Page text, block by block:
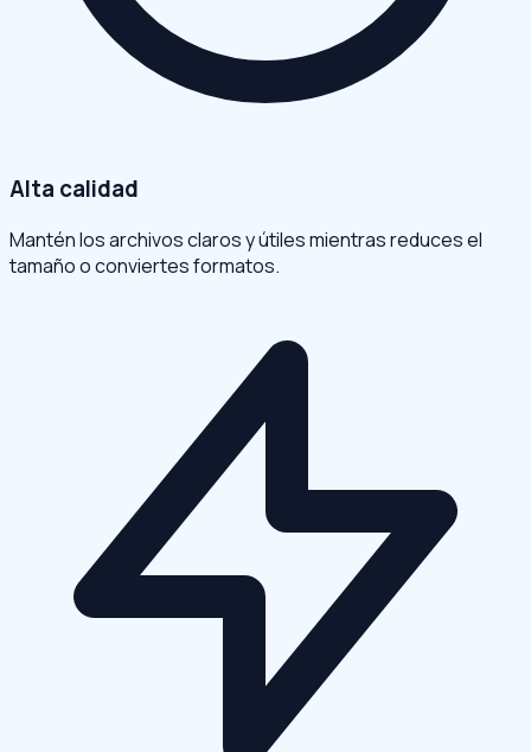
Alta calidad
Mantén los archivos claros y útiles mientras reduces el
tamaño o conviertes formatos.